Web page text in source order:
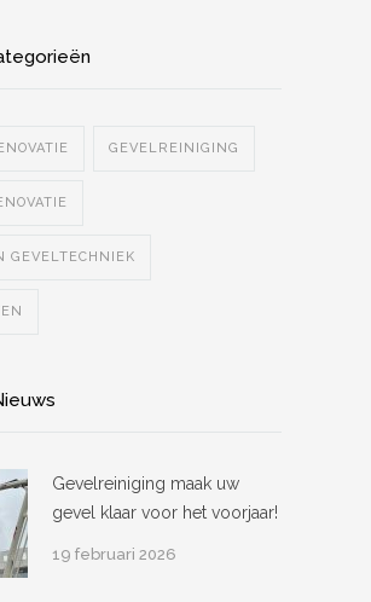
GEVELREINIGING
GEVELTECHNIEK
Gevelreiniging maak uw
gevel klaar voor het voorjaar!
19 februari 2026